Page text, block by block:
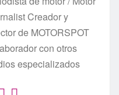
Creador y
de MOTORSPOT
con otros
especializados